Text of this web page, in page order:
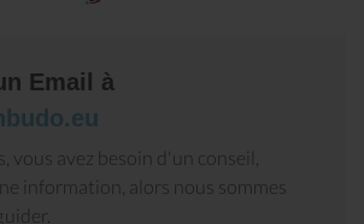
Email à
vous avez besoin d'un conseil,
information, alors nous sommes